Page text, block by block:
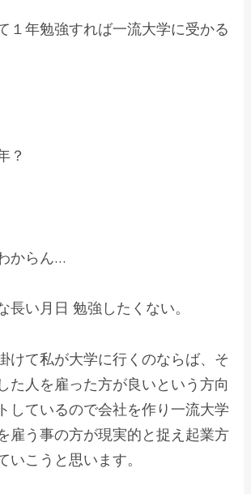
１年勉強すれば一流大学に受かる
？
からん…
長い月日 勉強したくない。
けて私が大学に行くのならば、そ
た人を雇った方が良いという方向
しているので会社を作り一流大学
雇う事の方が現実的と捉え起業方
いこうと思います。